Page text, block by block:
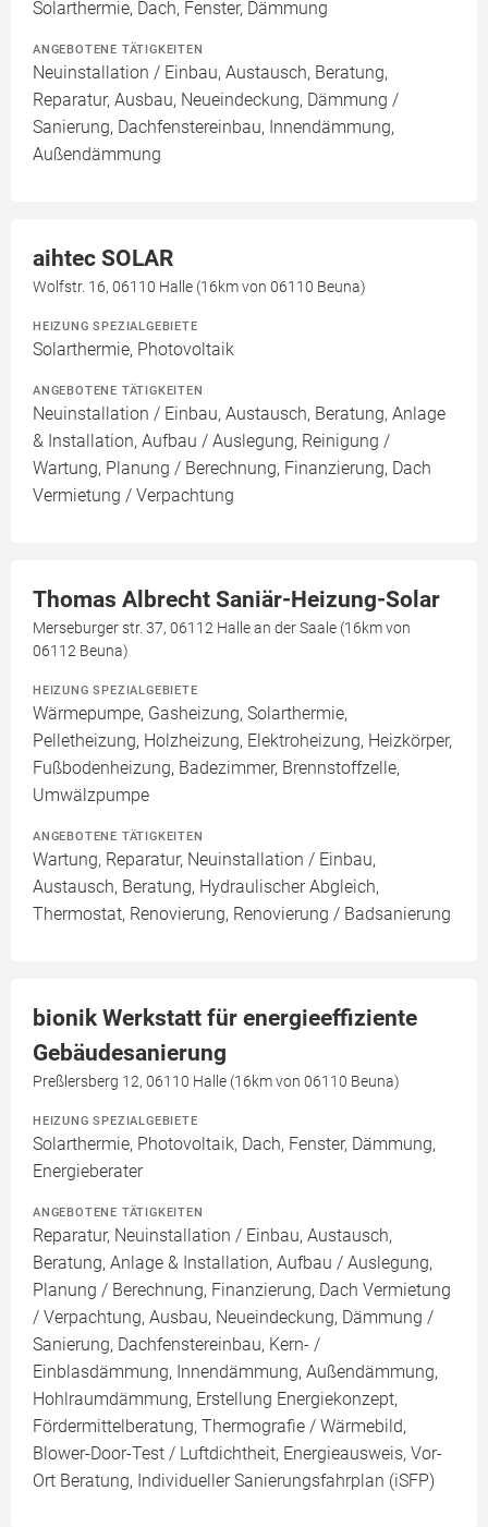
Solarthermie, Dach, Fenster, Dämmung
ANGEBOTENE TÄTIGKEITEN
Neuinstallation / Einbau, Austausch, Beratung,
Reparatur, Ausbau, Neueindeckung, Dämmung /
Sanierung, Dachfenstereinbau, Innendämmung,
Außendämmung
aihtec SOLAR
Wolfstr. 16, 06110 Halle (16km von 06110 Beuna)
HEIZUNG SPEZIALGEBIETE
Solarthermie, Photovoltaik
ANGEBOTENE TÄTIGKEITEN
Neuinstallation / Einbau, Austausch, Beratung, Anlage
& Installation, Aufbau / Auslegung, Reinigung /
Wartung, Planung / Berechnung, Finanzierung, Dach
Vermietung / Verpachtung
Thomas Albrecht Saniär-Heizung-Solar
Merseburger str. 37, 06112 Halle an der Saale (16km von
06112 Beuna)
HEIZUNG SPEZIALGEBIETE
Wärmepumpe, Gasheizung, Solarthermie,
Pelletheizung, Holzheizung, Elektroheizung, Heizkörper,
Fußbodenheizung, Badezimmer, Brennstoffzelle,
Umwälzpumpe
ANGEBOTENE TÄTIGKEITEN
Wartung, Reparatur, Neuinstallation / Einbau,
Austausch, Beratung, Hydraulischer Abgleich,
Thermostat, Renovierung, Renovierung / Badsanierung
bionik Werkstatt für energieeffiziente
Gebäudesanierung
Preßlersberg 12, 06110 Halle (16km von 06110 Beuna)
HEIZUNG SPEZIALGEBIETE
Solarthermie, Photovoltaik, Dach, Fenster, Dämmung,
Energieberater
ANGEBOTENE TÄTIGKEITEN
Reparatur, Neuinstallation / Einbau, Austausch,
Beratung, Anlage & Installation, Aufbau / Auslegung,
Planung / Berechnung, Finanzierung, Dach Vermietung
/ Verpachtung, Ausbau, Neueindeckung, Dämmung /
Sanierung, Dachfenstereinbau, Kern- /
Einblasdämmung, Innendämmung, Außendämmung,
Hohlraumdämmung, Erstellung Energiekonzept,
Fördermittelberatung, Thermografie / Wärmebild,
Blower-Door-Test / Luftdichtheit, Energieausweis, Vor-
Ort Beratung, Individueller Sanierungsfahrplan (iSFP)